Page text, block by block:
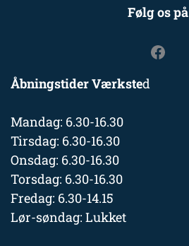
Følg os på
Åbningstider Værksted
Mandag: 6.30-16.30
Tirsdag: 6.30-16.30
Onsdag: 6.30-16.30
Torsdag: 6.30-16.30
Fredag: 6.30-14.15
Lør-søndag: Lukket